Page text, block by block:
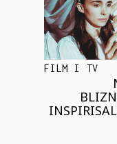
FILM I TV